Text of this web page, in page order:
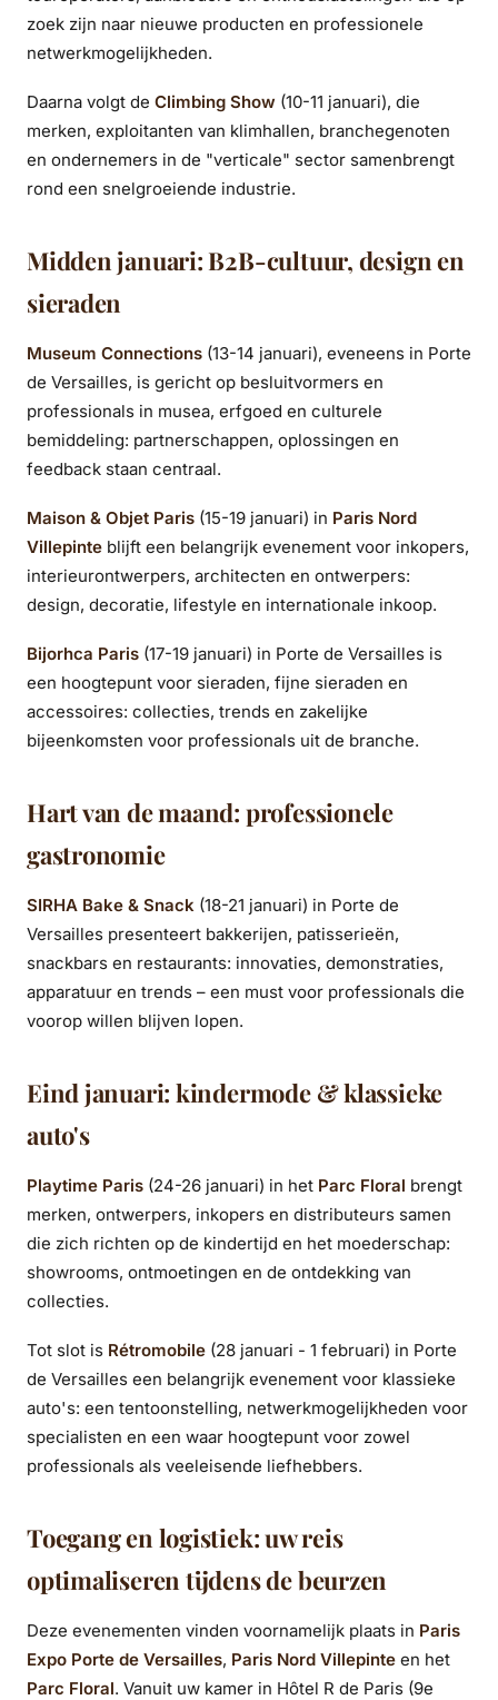
zoek zijn naar nieuwe producten en professionele
netwerkmogelijkheden.
Daarna volgt de Climbing Show (10-11 januari), die
merken, exploitanten van klimhallen, branchegenoten
en ondernemers in de "verticale" sector samenbrengt
rond een snelgroeiende industrie.
Midden januari: B2B-cultuur, design en
sieraden
Museum Connections (13-14 januari), eveneens in Porte
de Versailles, is gericht op besluitvormers en
professionals in musea, erfgoed en culturele
bemiddeling: partnerschappen, oplossingen en
feedback staan centraal.
Maison & Objet Paris (15-19 januari) in Paris Nord
Villepinte blijft een belangrijk evenement voor inkopers,
interieurontwerpers, architecten en ontwerpers:
design, decoratie, lifestyle en internationale inkoop.
Bijorhca Paris (17-19 januari) in Porte de Versailles is
een hoogtepunt voor sieraden, fijne sieraden en
accessoires: collecties, trends en zakelijke
bijeenkomsten voor professionals uit de branche.
Hart van de maand: professionele
gastronomie
SIRHA Bake & Snack (18-21 januari) in Porte de
Versailles presenteert bakkerijen, patisserieën,
snackbars en restaurants: innovaties, demonstraties,
apparatuur en trends – een must voor professionals die
voorop willen blijven lopen.
Eind januari: kindermode & klassieke
auto's
Playtime Paris (24-26 januari) in het Parc Floral brengt
merken, ontwerpers, inkopers en distributeurs samen
die zich richten op de kindertijd en het moederschap:
showrooms, ontmoetingen en de ontdekking van
collecties.
Tot slot is Rétromobile (28 januari - 1 februari) in Porte
de Versailles een belangrijk evenement voor klassieke
auto's: een tentoonstelling, netwerkmogelijkheden voor
specialisten en een waar hoogtepunt voor zowel
professionals als veeleisende liefhebbers.
Toegang en logistiek: uw reis
optimaliseren tijdens de beurzen
Deze evenementen vinden voornamelijk plaats in Paris
Expo Porte de Versailles, Paris Nord Villepinte en het
Parc Floral. Vanuit uw kamer in Hôtel R de Paris (9e